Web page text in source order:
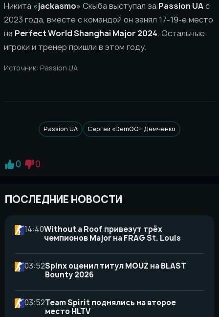
Никита «jackasmo» Скыба выступал за Passion UAс
2023 года, вместе с командой он занял 17-19-е место
на Perfect World Shanghai Major 2024. Остальные
игроки и тренер пришли в этом году.
Источник: Passion UA
Passion UA Сергей «DemQQ» Демченко
0 0
ПОСЛЕДНИЕ НОВОСТИ
14:40Without a Roof привезут трёх
чемпионов Major на FRAG St. Louis
03:52Spinx оценил титул MOUZ на BLAST
Bounty 2026
03:52Team Spirit поднялись на второе
место HLTV